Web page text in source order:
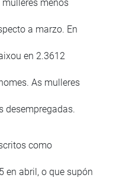
menos
a marzo. En
en 2.3612
As mulleres
desempregadas.
como
en abril, o que supón